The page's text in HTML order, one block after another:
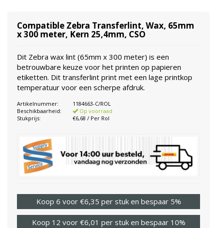
Compatible Zebra Transferlint, Wax, 65mm
x 300 meter, Kern 25,4mm, CSO
Dit Zebra wax lint (65mm x 300 meter) is een
betrouwbare keuze voor het printen op papieren
etiketten. Dit transferlint print met een lage printkop
temperatuur voor een scherpe afdruk.
Artikelnummer:
1184663-C/ROL
Beschikbaarheid:
Op voorraad
Stukprijs:
€6,68 / Per Rol
Koop 6 voor €6,35 per stuk en bespaar 5%
Koop 12 voor €6,01 per stuk en bespaar 10%